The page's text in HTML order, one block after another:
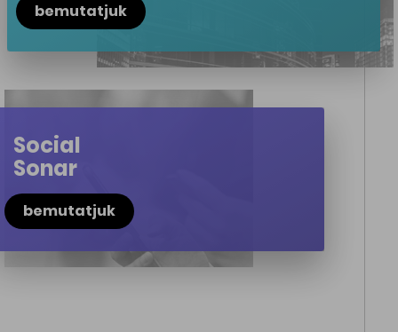
bemutatjuk
Social
Sonar
bemutatjuk